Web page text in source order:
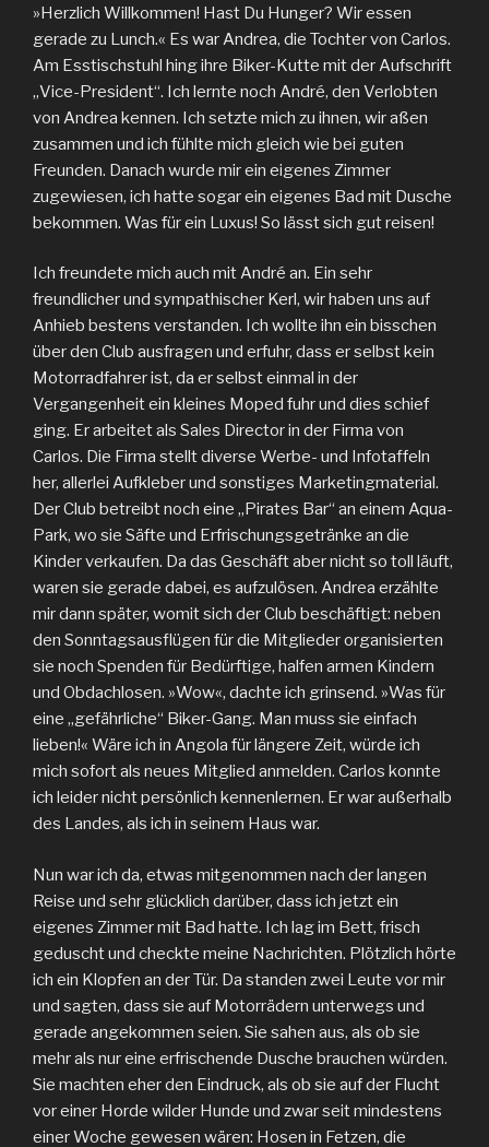
»Herzlich Willkommen! Hast Du Hunger? Wir essen
gerade zu Lunch.« Es war Andrea, die Tochter von Carlos.
Am Esstischstuhl hing ihre Biker-Kutte mit der Aufschrift
„Vice-President“. Ich lernte noch André, den Verlobten
von Andrea kennen. Ich setzte mich zu ihnen, wir aßen
zusammen und ich fühlte mich gleich wie bei guten
Freunden. Danach wurde mir ein eigenes Zimmer
zugewiesen, ich hatte sogar ein eigenes Bad mit Dusche
bekommen. Was für ein Luxus! So lässt sich gut reisen!
Ich freundete mich auch mit André an. Ein sehr
freundlicher und sympathischer Kerl, wir haben uns auf
Anhieb bestens verstanden. Ich wollte ihn ein bisschen
über den Club ausfragen und erfuhr, dass er selbst kein
Motorradfahrer ist, da er selbst einmal in der
Vergangenheit ein kleines Moped fuhr und dies schief
ging. Er arbeitet als Sales Director in der Firma von
Carlos. Die Firma stellt diverse Werbe- und Infotaffeln
her, allerlei Aufkleber und sonstiges Marketingmaterial.
Der Club betreibt noch eine „Pirates Bar“ an einem Aqua-
Park, wo sie Säfte und Erfrischungsgetränke an die
Kinder verkaufen. Da das Geschäft aber nicht so toll läuft,
waren sie gerade dabei, es aufzulösen. Andrea erzählte
mir dann später, womit sich der Club beschäftigt: neben
den Sonntagsausflügen für die Mitglieder organisierten
sie noch Spenden für Bedürftige, halfen armen Kindern
und Obdachlosen. »Wow«, dachte ich grinsend. »Was für
eine „gefährliche“ Biker-Gang. Man muss sie einfach
lieben!« Wäre ich in Angola für längere Zeit, würde ich
mich sofort als neues Mitglied anmelden. Carlos konnte
ich leider nicht persönlich kennenlernen. Er war außerhalb
des Landes, als ich in seinem Haus war.
Nun war ich da, etwas mitgenommen nach der langen
Reise und sehr glücklich darüber, dass ich jetzt ein
eigenes Zimmer mit Bad hatte. Ich lag im Bett, frisch
geduscht und checkte meine Nachrichten. Plötzlich hörte
ich ein Klopfen an der Tür. Da standen zwei Leute vor mir
und sagten, dass sie auf Motorrädern unterwegs und
gerade angekommen seien. Sie sahen aus, als ob sie
mehr als nur eine erfrischende Dusche brauchen würden.
Sie machten eher den Eindruck, als ob sie auf der Flucht
vor einer Horde wilder Hunde und zwar seit mindestens
einer Woche gewesen wären: Hosen in Fetzen, die